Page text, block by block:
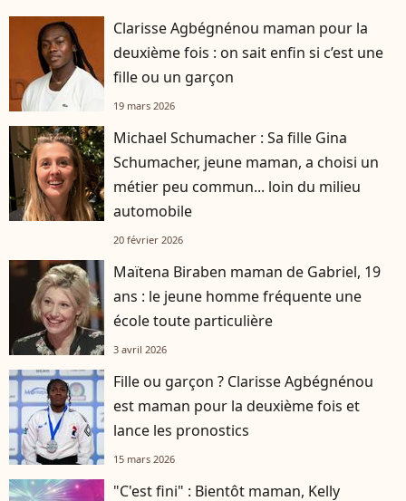
Clarisse Agbégnénou maman pour la
deuxième fois : on sait enfin si c’est une
fille ou un garçon
19 mars 2026
Michael Schumacher : Sa fille Gina
Schumacher, jeune maman, a choisi un
métier peu commun... loin du milieu
automobile
20 février 2026
Maïtena Biraben maman de Gabriel, 19
ans : le jeune homme fréquente une
école toute particulière
3 avril 2026
Fille ou garçon ? Clarisse Agbégnénou
est maman pour la deuxième fois et
lance les pronostics
15 mars 2026
"C'est fini" : Bientôt maman, Kelly